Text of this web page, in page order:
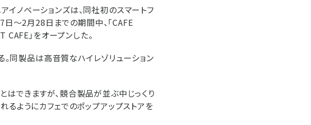
ノベーションズは、同社初のスマートフ
～2月28日までの期間中、「CAFE
」をオープンした。
。同製品は高音質なハイレゾリューション
できますが、競合製品が並ぶ中じっくり
るようにカフェでのポップアップストアを